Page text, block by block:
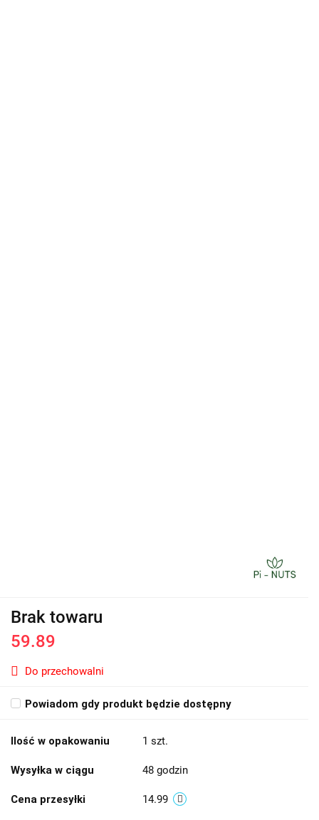
Brak towaru
59.89
Do przechowalni
Powiadom gdy produkt będzie dostępny
Ilość w opakowaniu 1 szt.
Wysyłka w ciągu 48 godzin
Cena przesyłki 14.99